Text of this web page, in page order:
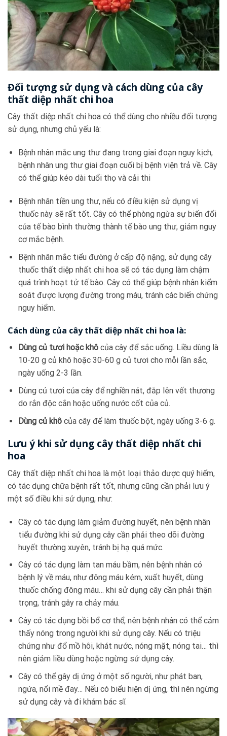
Đối tượng sử dụng và cách dùng của cây
thất diệp nhất chi hoa
Cây thất diệp nhất chi hoa có thể dùng cho nhiều đối tượng
sử dụng, nhưng chủ yếu là:
Bệnh nhân mắc ung thư đang trong giai đoạn nguy kịch,
bệnh nhân ung thư giai đoạn cuối bị bệnh viện trả về. Cây
có thể giúp kéo dài tuổi thọ và cải thi
Bệnh nhân tiền ung thư, nếu có điều kiện sử dụng vị
thuốc này sẽ rất tốt. Cây có thể phòng ngừa sự biến đổi
của tế bào bình thường thành tế bào ung thư, giảm nguy
cơ mắc bệnh.
Bệnh nhân mắc tiểu đường ở cấp độ nặng, sử dụng cây
thuốc thất diệp nhất chi hoa sẽ có tác dụng làm chậm
quá trình hoạt tử tế bào. Cây có thể giúp bệnh nhân kiểm
soát được lượng đường trong máu, tránh các biến chứng
nguy hiểm.
Cách dùng của cây thất diệp nhất chi hoa là:
Dùng củ tươi hoặc khôcủa cây để sắc uống. Liều dùng là
10-20 g củ khô hoặc 30-60 g củ tươi cho mỗi lần sắc,
ngày uống 2-3 lần.
Dùng củ tươi của cây để nghiền nát, đắp lên vết thương
do rắn độc cắn hoặc uống nước cốt của củ.
Dùng củ khôcủa cây để làm thuốc bột, ngày uống 3-6 g.
Lưu ý khi sử dụng cây thất diệp nhất chi
hoa
Cây thất diệp nhất chi hoa là một loại thảo dược quý hiếm,
có tác dụng chữa bệnh rất tốt, nhưng cũng cần phải lưu ý
một số điều khi sử dụng, như:
Cây có tác dụng làm giảm đường huyết, nên bệnh nhân
tiểu đường khi sử dụng cây cần phải theo dõi đường
huyết thường xuyên, tránh bị hạ quá mức.
Cây có tác dụng làm tan máu bầm, nên bệnh nhân có
bệnh lý về máu, như đông máu kém, xuất huyết, dùng
thuốc chống đông máu… khi sử dụng cây cần phải thận
trọng, tránh gây ra chảy máu.
Cây có tác dụng bồi bổ cơ thể, nên bệnh nhân có thể cảm
thấy nóng trong người khi sử dụng cây. Nếu có triệu
chứng như đổ mồ hôi, khát nước, nóng mặt, nóng tai… thì
nên giảm liều dùng hoặc ngừng sử dụng cây.
Cây có thể gây dị ứng ở một số người, như phát ban,
ngứa, nổi mề đay… Nếu có biểu hiện dị ứng, thì nên ngừng
sử dụng cây và đi khám bác sĩ.